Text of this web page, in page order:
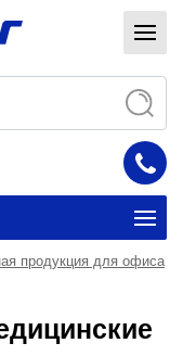
продукция для офиса